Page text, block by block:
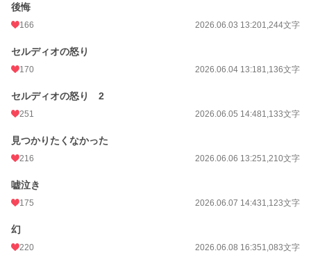
後悔
166 2026.06.03 13:201,244文字
セルディオの怒り
170 2026.06.04 13:181,136文字
セルディオの怒り 2
251 2026.06.05 14:481,133文字
見つかりたくなかった
216 2026.06.06 13:251,210文字
嘘泣き
175 2026.06.07 14:431,123文字
幻
220 2026.06.08 16:351,083文字